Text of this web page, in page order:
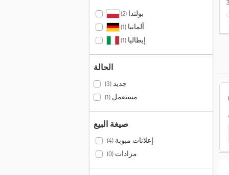
بولندا(2)
ألمانيا(1)
إيطاليا(1)
الحالة
جديد(3)
مستعمل(1)
صيغة البيع
إعلانات مبوبة(4)
مزادات(0)